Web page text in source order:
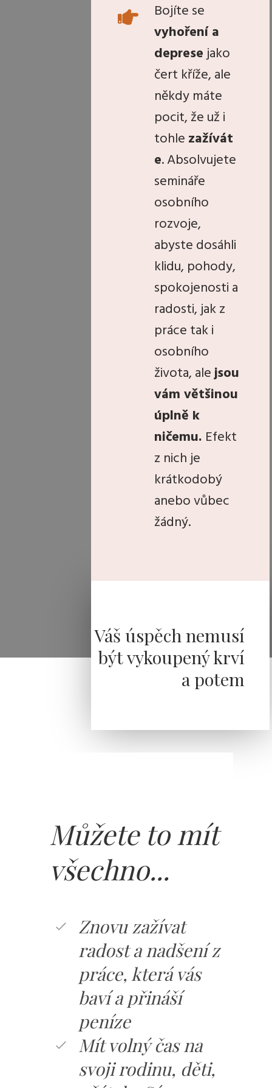
Bojíte se
vyhoření a
depresejako
čert kříže, ale
někdy máte
pocit, že už i
tohle zažívát
e. Absolvujete
semináře
osobního
rozvoje,
abyste dosáhli
klidu, pohody,
spokojenosti a
radosti, jak z
práce tak i
osobního
života, alejsou
vám většinou
úplně k
ničemu. Efekt
z nich je
krátkodobý
anebo vůbec
žádný.
Váš úspěch nemusí
býtvykoupený krví
a potem
Můžete to mít
všechno...
Znovu zažívat
radost a nadšení z
práce, která vás
baví a přináší
peníze
Mít volný čas na
svoji rodinu, děti,